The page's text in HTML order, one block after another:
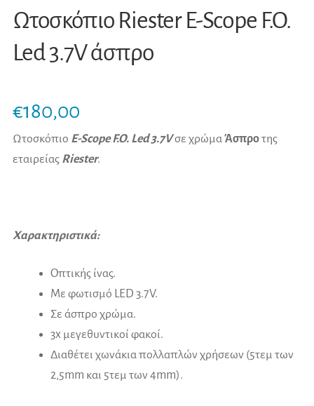
Ωτοσκόπιο Riester E-Scope F.O.
Led 3.7V άσπρο
€180,00
Ωτοσκόπιο E-Scope F.O. Led 3.7Vσε χρώμα Άσπροτης
εταιρείας Riester.
Χαρακτηριστικά:
Οπτικής ίνας.
Με φωτισμό LED 3.7V.
Σε άσπρο χρώμα.
3x μεγεθυντικοί φακοί.
Διαθέτει χωνάκια πολλαπλών χρήσεων (5τεμ των
2,5mm και 5τεμ των 4mm).